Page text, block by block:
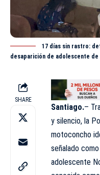
17 días sin rastro:
desaparición de adolescente de
SHARE
Santiago.–
y silencio, la
motoconcho
señalado
adolescente